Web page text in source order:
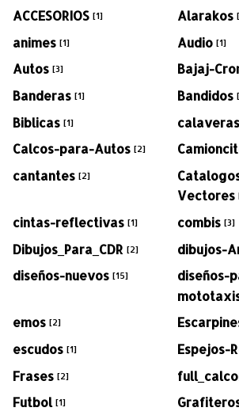
ACCESORIOS [1] Alarakos
animes [1] Audio [1]
Autos [3] Bajaj-
Banderas [1] Bandidos
Biblicas [1] calaveras
Calcos-para-Autos [2]
cantantes [2]
Vectores
cintas-reflectivas [1] combis [3]
Dibujos_Para_CDR [2] dibujos-
diseños-nuevos [15]
diseños-
emos [2]
escudos [1] Espejos-
Frases [2]
Futbol [1]